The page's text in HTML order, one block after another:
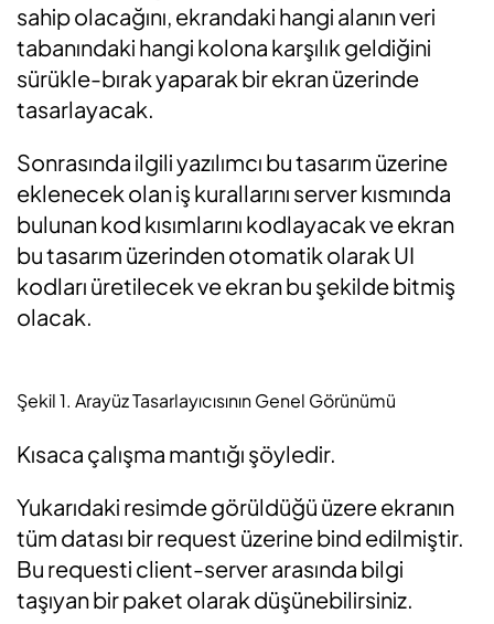
sahip olacağını, ekrandaki hangi alanın veri
tabanındaki hangi kolona karşılık geldiğini
sürükle-bırak yaparak bir ekran üzerinde
tasarlayacak.
Sonrasında ilgili yazılımcı bu tasarım üzerine
eklenecek olan iş kurallarını server kısmında
bulunan kod kısımlarını kodlayacak ve ekran
bu tasarım üzerinden otomatik olarak UI
kodları üretilecek ve ekran bu şekilde bitmiş
olacak.
Şekil 1. Arayüz Tasarlayıcısının Genel Görünümü
Kısaca çalışma mantığı şöyledir.
Yukarıdaki resimde görüldüğü üzere ekranın
tüm datası bir request üzerine bind edilmiştir.
Bu requesti client-server arasında bilgi
taşıyan bir paket olarak düşünebilirsiniz.